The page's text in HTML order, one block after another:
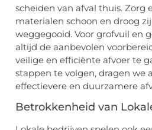
scheiden van afval thuis. Zorg
materialen schoon en droog
weggegooid. Voor grofvuil en
altijd de aanbevolen
veilige en efficiënte afvoer te
stappen te volgen, dragen we
effectievere en duurzamere
Betrokkenheid van